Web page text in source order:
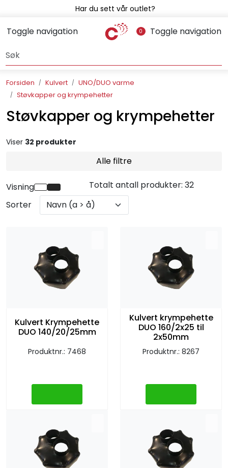
Skip to main contentHar du sett vår outlet?
Toggle navigation 0 Toggle navigation
Forsiden Kulvert
UNO/DUO varme
Støvkapper og krympehetter
Støvkapper og krympehetter
Visning
Totalt antall produkter: 32
Sorter
Kulvert Krympehette
DUO 140/20/25mm
Produktnr.: 7468
Kulvert krympehette
DUO 160/2x25 til
2x50mm
Produktnr.: 8267
Viser 32 produkter
Alle filtre
Kulvert
Rørsystemer
Snøsmelt
Tappevann
Vannbehandling
Varmeanlegg
Utgått av sortiment
Kontakt oss
Retur/reklamasjon